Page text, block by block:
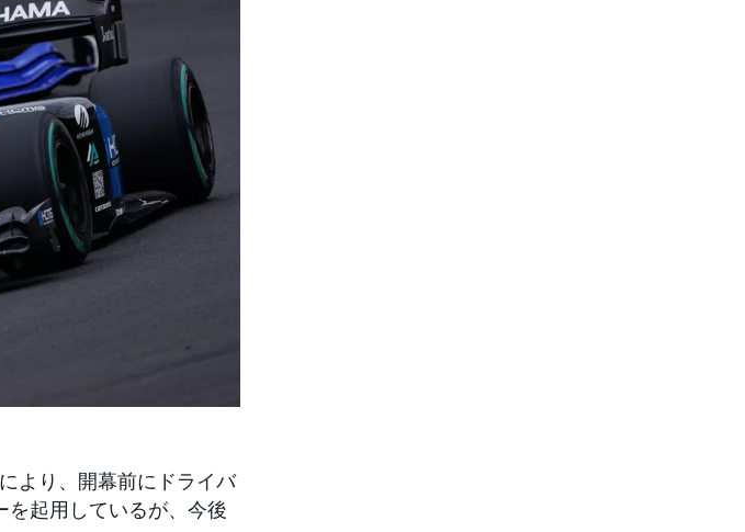
より、開幕前にドライバ
を起用しているが、今後